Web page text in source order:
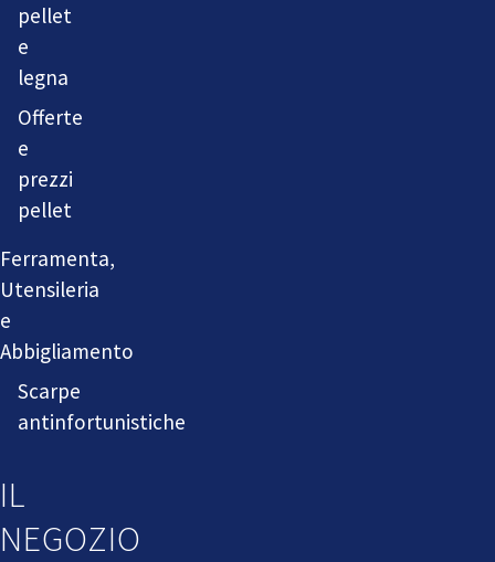
pellet
e
legna
Offerte
e
prezzi
pellet
Ferramenta,
Utensileria
e
Abbigliamento
Scarpe
antinfortunistiche
IL
NEGOZIO